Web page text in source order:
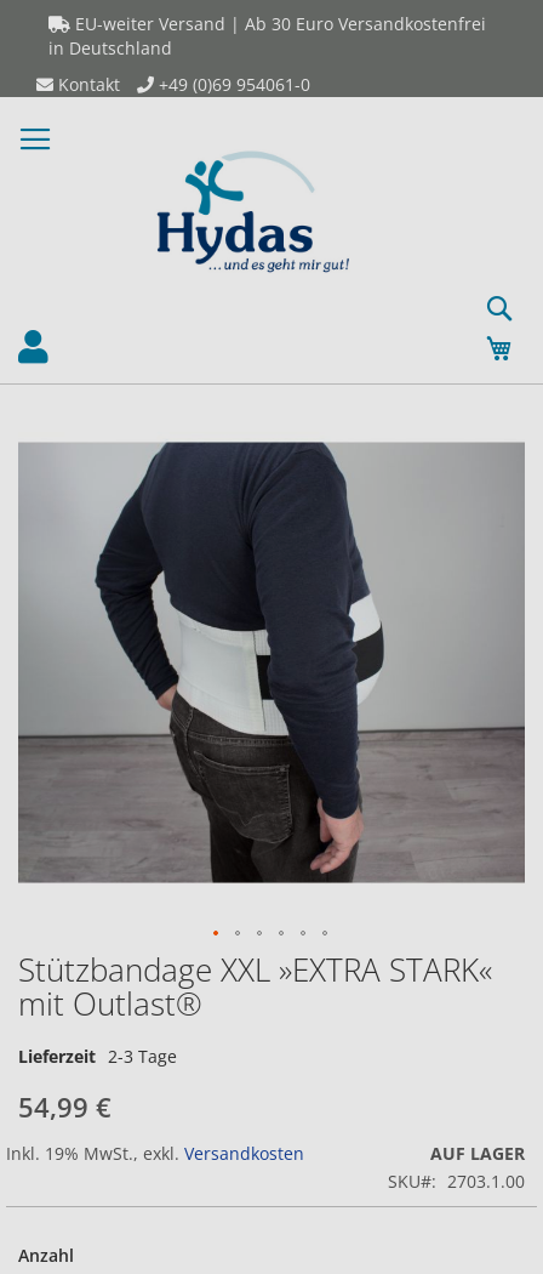
Direkt
zum
Inhalt
EU-weiter Versand | Ab 30 Euro Versandkostenfrei
in Deutschland
Kontakt
+49 (0)69 954061-0
Ende
Stützbandage XXL »EXTRA STARK«
mit Outlast®
Lieferzeit 2-3 Tage
54,99 €
Inkl. 19% MwSt., exkl. Versandkosten
AUF LAGER
SKU
2703.1.00
Anzahl